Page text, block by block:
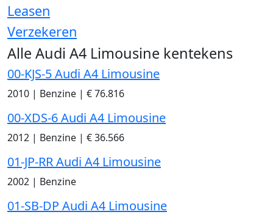
Leasen
Verzekeren
Alle Audi A4 Limousine kentekens
00-KJS-5 Audi A4 Limousine
2010 | Benzine | € 76.816
00-XDS-6 Audi A4 Limousine
2012 | Benzine | € 36.566
01-JP-RR Audi A4 Limousine
2002 | Benzine
01-SB-DP Audi A4 Limousine